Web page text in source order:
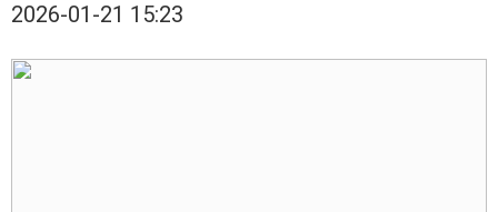
2026-01-21 15:23